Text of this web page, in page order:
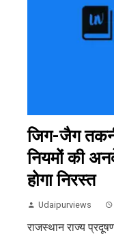
जिग-जैग
नियमों की
होगा निरस्त
Udaipurviews
राजस्थान राज्य